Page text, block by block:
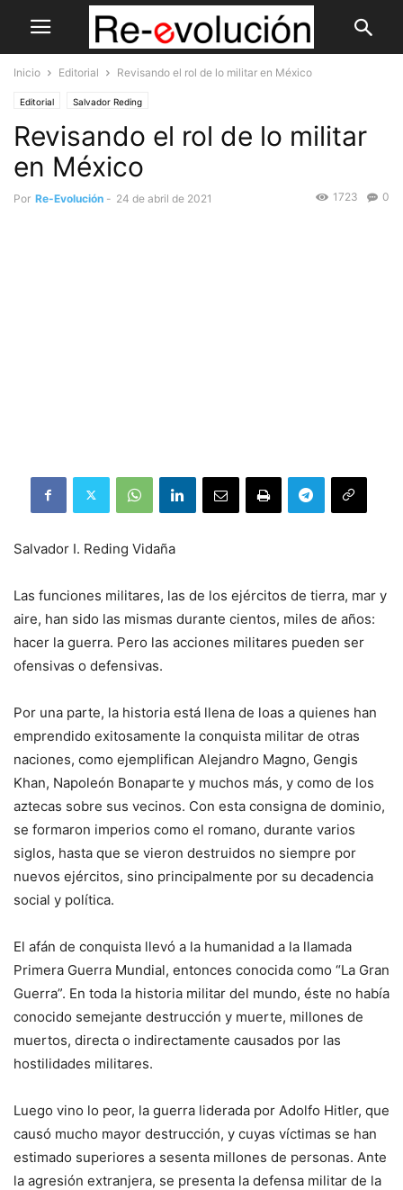
Inicio Editorial Revisando el rol de lo militar en México
Editorial Salvador Reding
Revisando el rol de lo militar
en México
Por Re-Evolución - 24 de abril de 2021 0
1723
Salvador I. Reding Vidaña
Las funciones militares, las de los ejércitos de tierra, mar y
aire, han sido las mismas durante cientos, miles de años:
hacer la guerra. Pero las acciones militares pueden ser
ofensivas o defensivas.
Por una parte, la historia está llena de loas a quienes han
emprendido exitosamente la conquista militar de otras
naciones, como ejemplifican Alejandro Magno, Gengis
Khan, Napoleón Bonaparte y muchos más, y como de los
aztecas sobre sus vecinos. Con esta consigna de dominio,
se formaron imperios como el romano, durante varios
siglos, hasta que se vieron destruidos no siempre por
nuevos ejércitos, sino principalmente por su decadencia
social y política.
El afán de conquista llevó a la humanidad a la llamada
Primera Guerra Mundial, entonces conocida como “La Gran
Guerra”. En toda la historia militar del mundo, éste no había
conocido semejante destrucción y muerte, millones de
muertos, directa o indirectamente causados por las
hostilidades militares.
Luego vino lo peor, la guerra liderada por Adolfo Hitler, que
causó mucho mayor destrucción, y cuyas víctimas se han
estimado superiores a sesenta millones de personas. Ante
la agresión extranjera, se presenta la defensa militar de la